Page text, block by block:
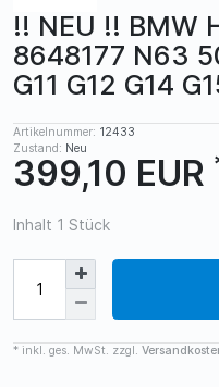
!! NEU !! BMW
8648177 N63
G11 G12 G14
Artikelnummer: 12433
Zustand: Neu
399,10 EUR
Inhalt 1 Stück
* inkl. ges. MwSt. zzgl.